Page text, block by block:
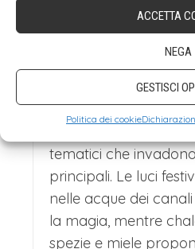
ACCETTA
NEGA
GESTISCI
Politica dei cookie
trasforma in un
Natale con cinque
piazze principali,
Dominicains e
Douane, si
offrono artigianato
natalizie e delizie
natalizie riflettono
architettonico che
medioevo al
come la Maison
del Musée
Durante l’Avvento,
tematici che
principali. Le luci
nelle acque dei
la magia, mentre
spezie e miele